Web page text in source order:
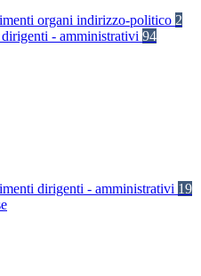
organi indirizzo-politico 2
- amministrativi 94
dirigenti - amministrativi 19